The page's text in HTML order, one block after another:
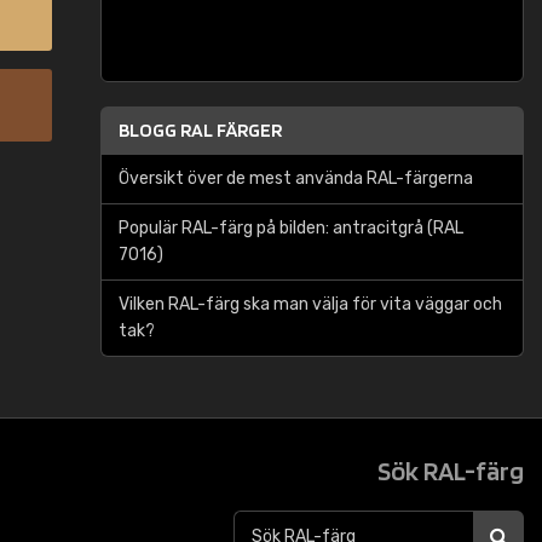
BLOGG RAL FÄRGER
Översikt över de mest använda RAL-färgerna
Populär RAL-färg på bilden: antracitgrå (RAL
7016)
Vilken RAL-färg ska man välja för vita väggar och
tak?
Sök RAL-färg